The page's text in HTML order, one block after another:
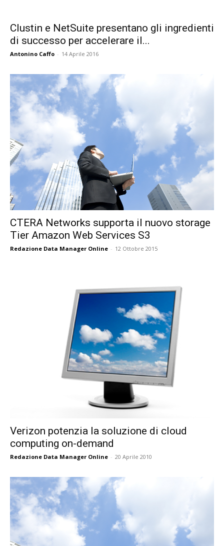
Clustin e NetSuite presentano gli ingredienti
di successo per accelerare il...
Antonino Caffo - 14 Aprile 2016
CTERA Networks supporta il nuovo storage
Tier Amazon Web Services S3
Redazione Data Manager Online - 12 Ottobre 2015
Verizon potenzia la soluzione di cloud
computing on-demand
Redazione Data Manager Online - 20 Aprile 2010